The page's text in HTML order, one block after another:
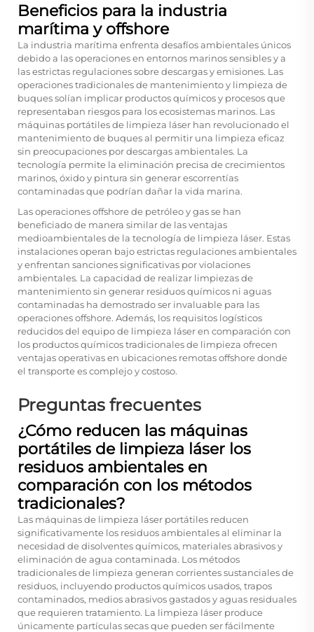
Beneficios para la industria
marítima y offshore
La industria marítima enfrenta desafíos ambientales únicos
debido a las operaciones en entornos marinos sensibles y a
las estrictas regulaciones sobre descargas y emisiones. Las
operaciones tradicionales de mantenimiento y limpieza de
buques solían implicar productos químicos y procesos que
representaban riesgos para los ecosistemas marinos. Las
máquinas portátiles de limpieza láser han revolucionado el
mantenimiento de buques al permitir una limpieza eficaz
sin preocupaciones por descargas ambientales. La
tecnología permite la eliminación precisa de crecimientos
marinos, óxido y pintura sin generar escorrentías
contaminadas que podrían dañar la vida marina.
Las operaciones offshore de petróleo y gas se han
beneficiado de manera similar de las ventajas
medioambientales de la tecnología de limpieza láser. Estas
instalaciones operan bajo estrictas regulaciones ambientales
y enfrentan sanciones significativas por violaciones
ambientales. La capacidad de realizar limpiezas de
mantenimiento sin generar residuos químicos ni aguas
contaminadas ha demostrado ser invaluable para las
operaciones offshore. Además, los requisitos logísticos
reducidos del equipo de limpieza láser en comparación con
los productos químicos tradicionales de limpieza ofrecen
ventajas operativas en ubicaciones remotas offshore donde
el transporte es complejo y costoso.
Preguntas frecuentes
¿Cómo reducen las máquinas
portátiles de limpieza láser los
residuos ambientales en
comparación con los métodos
tradicionales?
Las máquinas de limpieza láser portátiles reducen
significativamente los residuos ambientales al eliminar la
necesidad de disolventes químicos, materiales abrasivos y
eliminación de agua contaminada. Los métodos
tradicionales de limpieza generan corrientes sustanciales de
residuos, incluyendo productos químicos usados, trapos
contaminados, medios abrasivos gastados y aguas residuales
que requieren tratamiento. La limpieza láser produce
únicamente partículas secas que pueden ser fácilmente